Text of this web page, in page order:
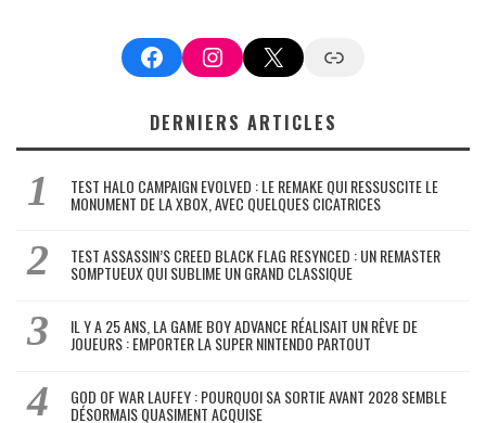
FacebookInstagram
X Google News
DERNIERS ARTICLES
TEST HALO CAMPAIGN EVOLVED : LE REMAKE QUI RESSUSCITE LE
MONUMENT DE LA XBOX, AVEC QUELQUES CICATRICES
TEST ASSASSIN’S CREED BLACK FLAG RESYNCED : UN REMASTER
SOMPTUEUX QUI SUBLIME UN GRAND CLASSIQUE
IL Y A 25 ANS, LA GAME BOY ADVANCE RÉALISAIT UN RÊVE DE
JOUEURS : EMPORTER LA SUPER NINTENDO PARTOUT
GOD OF WAR LAUFEY : POURQUOI SA SORTIE AVANT 2028 SEMBLE
DÉSORMAIS QUASIMENT ACQUISE